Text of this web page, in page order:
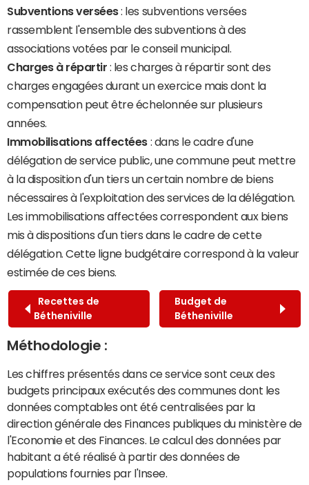
Subventions versées: les subventions versées
rassemblent l'ensemble des subventions à des
associations votées par le conseil municipal.
Charges à répartir : les charges à répartir sont des
charges engagées durant un exercice mais dont la
compensation peut être échelonnée sur plusieurs
années.
Immobilisations affectées : dans le cadre d'une
délégation de service public, une commune peut mettre
à la disposition d'un tiers un certain nombre de biens
nécessaires à l'exploitation des services de la délégation.
Les immobilisations affectées correspondent aux biens
mis à dispositions d'un tiers dans le cadre de cette
délégation. Cette ligne budgétaire correspond à la valeur
estimée de ces biens.
Recettes de
Bétheniville
Budget de
Bétheniville
Méthodologie :
Les chiffres présentés dans ce service sont ceux des
budgets principaux exécutés des communes dont les
données comptables ont été centralisées par la
direction générale des Finances publiques du ministère de
l'Economie et des Finances. Le calcul des données par
habitant a été réalisé à partir des données de
populations fournies par l'Insee.